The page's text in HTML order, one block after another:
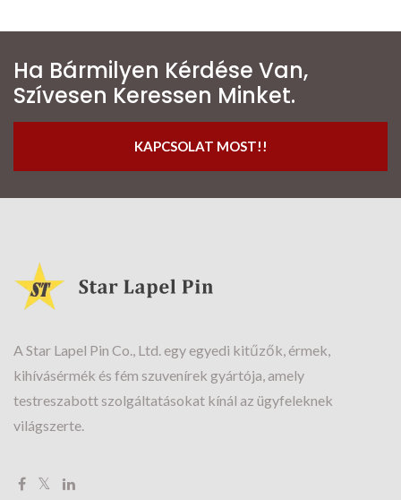
Ha Bármilyen Kérdése Van,
Szívesen Keressen Minket.
KAPCSOLAT MOST!!
A Star Lapel Pin Co., Ltd. egy egyedi kitűzők, érmek,
kihívásérmék és fém szuvenírek gyártója, amely
testreszabott szolgáltatásokat kínál az ügyfeleknek
világszerte.